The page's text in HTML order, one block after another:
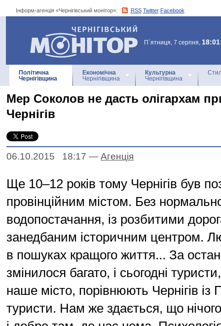
Інформ-агенція «Чернігівський монітор»: RSS Twitter Facebook
Інформ-агенція
«Чернігівський монітор»
П`ятниця, 7 серпня,
Політична
Чернігівщина
Економічна
Чернігівщина
Культурна
Чернігівщина
Мер Соколов не дасть олігархам
Чернігів
06.10.2015 18:17 — Агенцiя
Ще 10–12 років тому Чернігів був
провінційним містом. Без
водопостачання, із розбитими
занедбаним історичним центром.
в пошуках кращого життя... За
змінилося багато, і сьогодні
наше місто, порівнюють Чернігів
туристи. Нам же здається, що